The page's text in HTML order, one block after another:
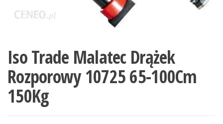
Iso Trade Malatec Drążek
Rozporowy 10725 65-100Cm
150Kg